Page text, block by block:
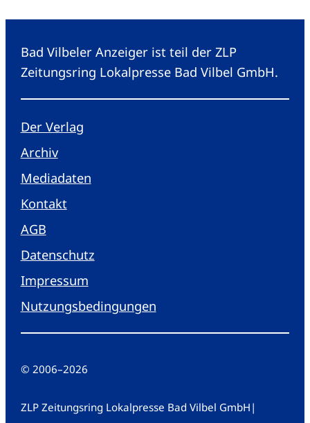
Bad Vilbeler Anzeiger ist teil der ZLP
Zeitungsring Lokalpresse Bad Vilbel GmbH.
Der Verlag
Archiv
Mediadaten
Kontakt
AGB
Datenschutz
Impressum
Nutzungsbedingungen
© 2006–2026
ZLP Zeitungsring Lokalpresse Bad Vilbel GmbH |